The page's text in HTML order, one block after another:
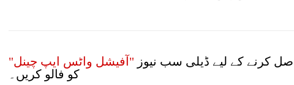
کرنے کے لیے ڈیلی سب نیوز "آفیشل واٹس ایپ چینل"
کو فالو کریں۔